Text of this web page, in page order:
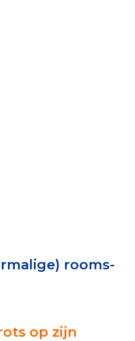
rooms-
op zijn